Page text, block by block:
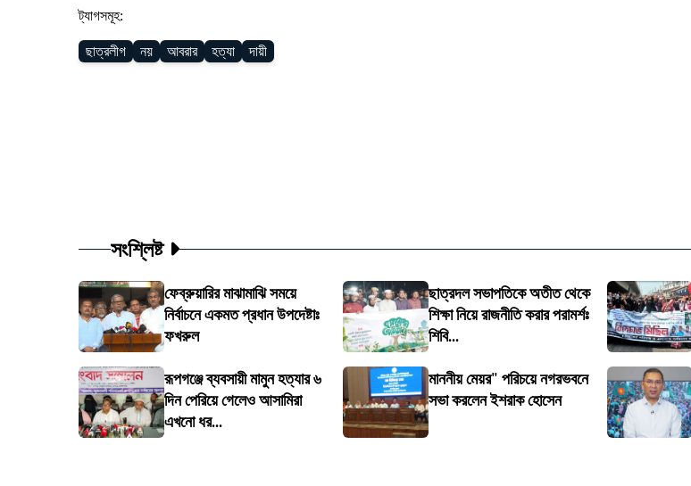
ট্যাগসমূহ:
ছাত্রলীগ নয় আবরার হত্যা দায়ী
সংশ্লিষ্ট
ফেব্রুয়ারির মাঝামাঝি সময়ে
নির্বাচনে একমত প্রধান উপদেষ্টাঃ
ফখরুল
ছাত্রদল সভাপতিকে অতীত থেকে
শিক্ষা নিয়ে রাজনীতি করার পরামর্শঃ
শিবি...
রূপগঞ্জে ব্যবসায়ী মামুন হত্যার ৬
দিন পেরিয়ে গেলেও আসামিরা
এখনো ধর...
মাননীয় মেয়র" পরিচয়ে নগরভবনে
সভা করলেন ইশরাক হোসেন